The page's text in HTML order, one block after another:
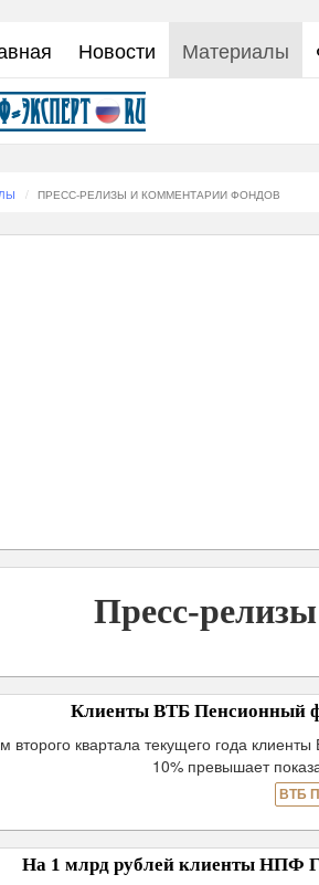
Новости Материалы
ПРЕСС-РЕЛИЗЫ И КОММЕНТАРИИ ФОНДОВ
Пресс-
Клиенты ВТБ Пенсионный
второго квартала текущего года
10% превышает
ВТБ
На 1 млрд рублей клиенты НПФ